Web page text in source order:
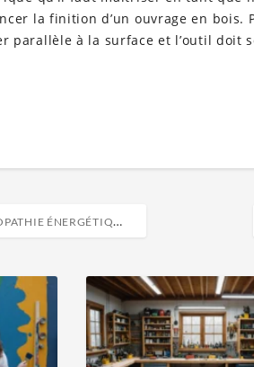
la finition d’un ouvrage en bois.
parallèle à la surface et l’outil doit
ÉNERGÉTIQUE